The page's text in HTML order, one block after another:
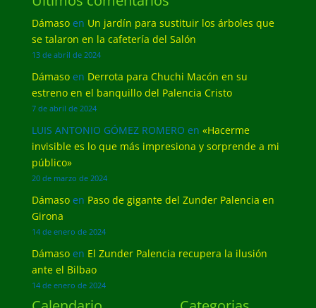
Dámasoen Un jardín para sustituir los árboles que
se talaron en la cafetería del Salón
13 de abril de 2024
Dámasoen Derrota para Chuchi Macón en su
estreno en el banquillo del Palencia Cristo
7 de abril de 2024
LUIS ANTONIO GÓMEZ ROMERO en «Hacerme
invisible es lo que más impresiona y sorprende a mi
público»
20 de marzo de 2024
Dámasoen Paso de gigante del Zunder Palencia en
Girona
14 de enero de 2024
Dámasoen El Zunder Palencia recupera la ilusión
ante el Bilbao
14 de enero de 2024